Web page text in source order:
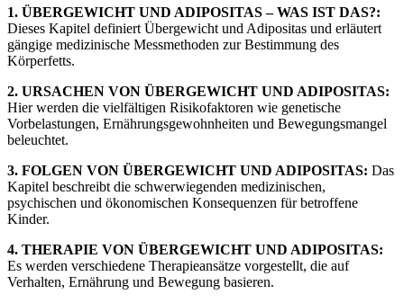
1. ÜBERGEWICHT UND ADIPOSITAS – WAS IST DAS?:
Dieses Kapitel definiert Übergewicht und Adipositas und erläutert
gängige medizinische Messmethoden zur Bestimmung des
Körperfetts.
2. URSACHEN VON ÜBERGEWICHT UND ADIPOSITAS:
Hier werden die vielfältigen Risikofaktoren wie genetische
Vorbelastungen, Ernährungsgewohnheiten und Bewegungsmangel
beleuchtet.
3. FOLGEN VON ÜBERGEWICHT UND ADIPOSITAS: Das
Kapitel beschreibt die schwerwiegenden medizinischen,
psychischen und ökonomischen Konsequenzen für betroffene
Kinder.
4. THERAPIE VON ÜBERGEWICHT UND ADIPOSITAS:
Es werden verschiedene Therapieansätze vorgestellt, die auf
Verhalten, Ernährung und Bewegung basieren.